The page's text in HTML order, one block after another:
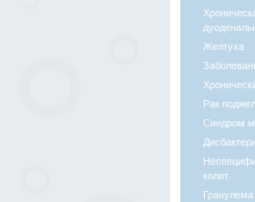
Желтуха
Рак
Синдром
колит